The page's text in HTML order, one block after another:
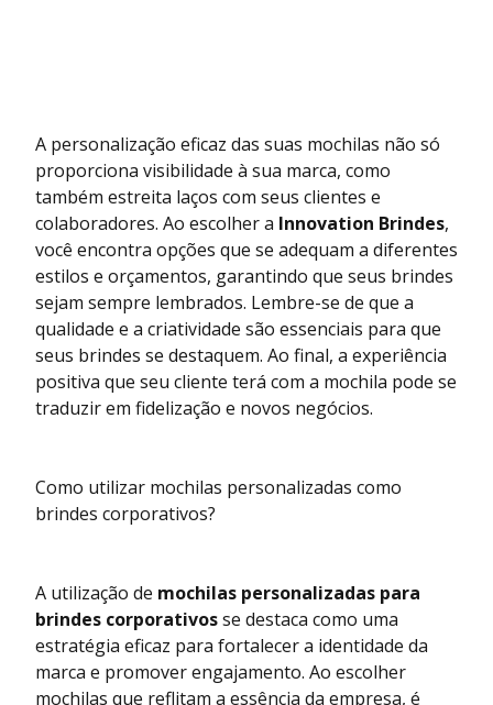
A personalização eficaz das suas mochilas não só
proporciona visibilidade à sua marca, como
também estreita laços com seus clientes e
colaboradores. Ao escolher a Innovation Brindes,
você encontra opções que se adequam a diferentes
estilos e orçamentos, garantindo que seus brindes
sejam sempre lembrados. Lembre-se de que a
qualidade e a criatividade são essenciais para que
seus brindes se destaquem. Ao final, a experiência
positiva que seu cliente terá com a mochila pode se
traduzir em fidelização e novos negócios.
Como utilizar mochilas personalizadas como
brindes corporativos?
A utilização de mochilas personalizadas para
brindes corporativosse destaca como uma
estratégia eficaz para fortalecer a identidade da
marca e promover engajamento. Ao escolher
mochilas que reflitam a essência da empresa, é